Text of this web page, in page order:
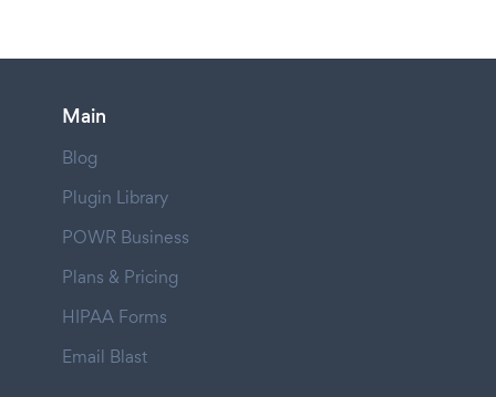
Main
Blog
Plugin Library
POWR Business
Plans & Pricing
HIPAA Forms
Email Blast